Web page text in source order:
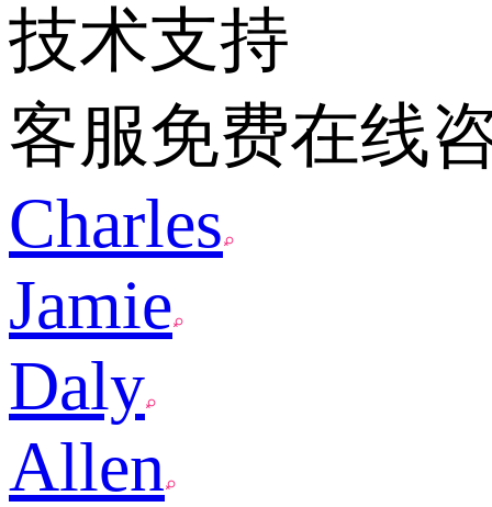
技术支持
客服免费在线
Charles
Jamie
Daly
Allen